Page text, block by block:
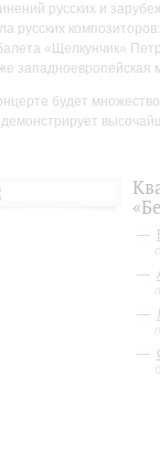
русских и
русских
«Щелкунчик»
западноевропейская
будет